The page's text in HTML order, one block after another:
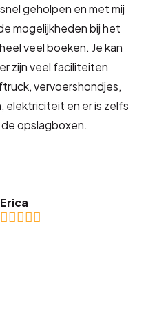
geholpen en met mij
mogelijkheden bij het
veel boeken. Je kan
zijn veel faciliteiten
vervoershondjes,
elektriciteit en er is zelfs
opslagboxen.
Erica